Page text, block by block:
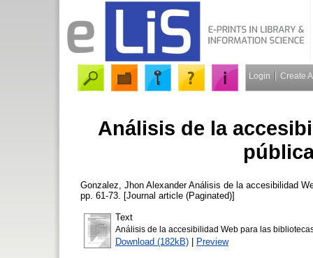
Login Create
Análisis de la
Gonzalez, Jhon AlexanderAnálisis de la accesibilidad
pp. 61-73. [Journal article (Paginated)]
Text
Análisis de la accesibilidad Web para las
Download (182kB) | Preview